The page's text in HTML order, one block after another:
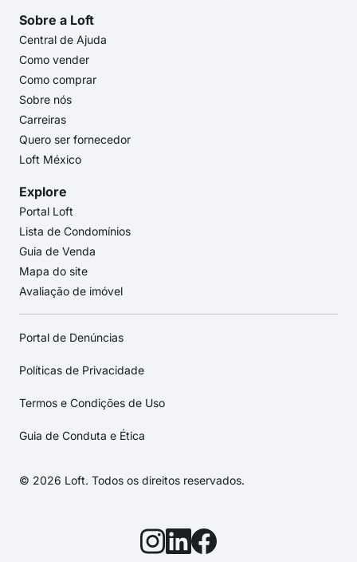
Sobre a Loft
Central de Ajuda
Como vender
Como comprar
Sobre nós
Carreiras
Quero ser fornecedor
Loft México
Explore
Portal Loft
Lista de Condomínios
Guia de Venda
Mapa do site
Avaliação de imóvel
Portal de Denúncias
Políticas de Privacidade
Termos e Condições de Uso
Guia de Conduta e Ética
© 2026 Loft. Todos os direitos reservados.